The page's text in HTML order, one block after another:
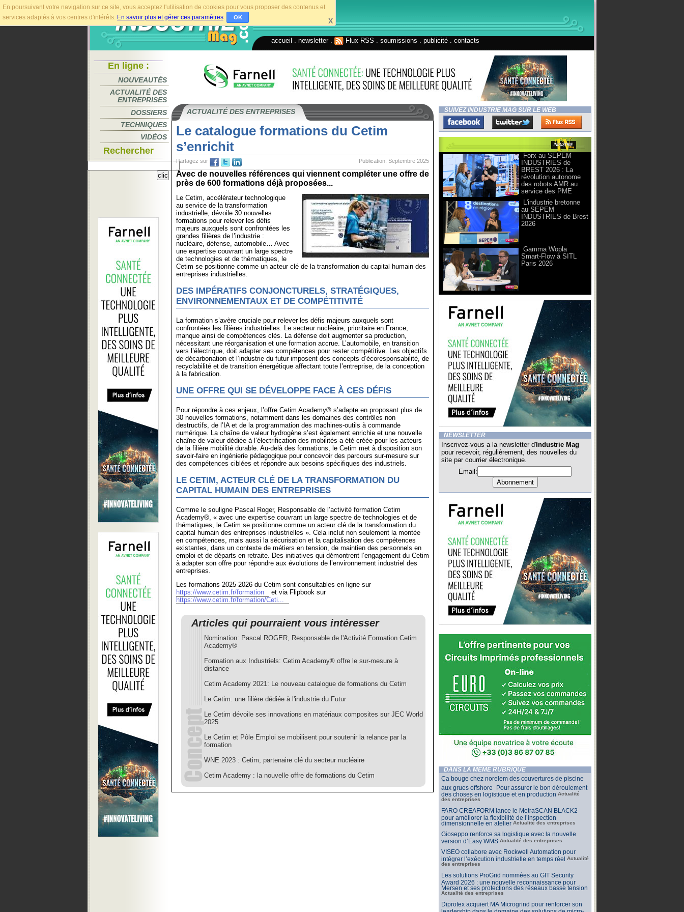
En poursuivant votre navigation sur ce site, vous acceptez l'utilisation de cookies pour vous proposer des contenus et
services adaptés à vos centres d'intérêts. En savoir plus et gérer ces paramètres. OK X
accueil newsletter. Flux RSS soumissions publicité contacts
En ligne :
NOUVEAUTÉS
ACTUALITÉ DES
ENTREPRISES
DOSSIERS
TECHNIQUES
VIDÉOS
Rechercher
ACTUALITÉ DES ENTREPRISES
Le catalogue formations du Cetim
s’enrichit
Publication: Septembre 2025
Partagez sur
Avec de nouvelles références qui viennent compléter une offre de
près de 600 formations déjà proposées...
Le Cetim, accélérateur technologique
au service de la transformation
industrielle, dévoile 30 nouvelles
formations pour relever les défis
majeurs auxquels sont confrontées les
grandes filières de l’industrie :
nucléaire, défense, automobile… Avec
une expertise couvrant un large spectre
de technologies et de thématiques, le
Cetim se positionne comme un acteur clé de la transformation du capital humain des
entreprises industrielles.
DES IMPÉRATIFS CONJONCTURELS, STRATÉGIQUES,
ENVIRONNEMENTAUX ET DE COMPÉTITIVITÉ
La formation s’avère cruciale pour relever les défis majeurs auxquels sont
confrontées les filières industrielles. Le secteur nucléaire, prioritaire en France,
manque ainsi de compétences clés. La défense doit augmenter sa production,
nécessitant une réorganisation et une formation accrue. L’automobile, en transition
vers l’électrique, doit adapter ses compétences pour rester compétitive. Les objectifs
de décarbonation et l’industrie du futur imposent des concepts d’écoresponsabilité, de
recyclabilité et de transition énergétique affectant toute l’entreprise, de la conception
à la fabrication.
UNE OFFRE QUI SE DÉVELOPPE FACE À CES DÉFIS
Pour répondre à ces enjeux, l’offre Cetim Academy® s’adapte en proposant plus de
30 nouvelles formations, notamment dans les domaines des contrôles non
destructifs, de l’IA et de la programmation des machines-outils à commande
numérique. La chaîne de valeur hydrogène s’est également enrichie et une nouvelle
chaîne de valeur dédiée à l’électrification des mobilités a été créée pour les acteurs
de la filière mobilité durable. Au-delà des formations, le Cetim met à disposition son
savoir-faire en ingénierie pédagogique pour concevoir des parcours sur-mesure sur
des compétences ciblées et répondre aux besoins spécifiques des industriels.
LE CETIM, ACTEUR CLÉ DE LA TRANSFORMATION DU
CAPITAL HUMAIN DES ENTREPRISES
Comme le souligne Pascal Roger, Responsable de l’activité formation Cetim
Academy®, « avec une expertise couvrant un large spectre de technologies et de
thématiques, le Cetim se positionne comme un acteur clé de la transformation du
capital humain des entreprises industrielles ». Cela inclut non seulement la montée
en compétences, mais aussi la sécurisation et la capitalisation des compétences
existantes, dans un contexte de métiers en tension, de maintien des personnels en
emploi et de départs en retraite. Des initiatives qui démontrent l’engagement du Cetim
à adapter son offre pour répondre aux évolutions de l’environnement industriel des
entreprises.
Les formations 2025-2026 du Cetim sont consultables en ligne sur
https://www.cetim.fr/formation
et via Flipbook sur
https://www.cetim.fr/formation/Ceti...
Articles qui pourraient vous intéresser
Nomination: Pascal ROGER, Responsable de l'Activité Formation Cetim
Academy®
Formation aux Industriels: Cetim Academy® offre le sur-mesure à
distance
Cetim Academy 2021: Le nouveau catalogue de formations du Cetim
Le Cetim: une filière dédiée à l'industrie du Futur
Le Cetim dévoile ses innovations en matériaux composites sur JEC World
2025
Le Cetim et Pôle Emploi se mobilisent pour soutenir la relance par la
formation
WNE 2023 : Cetim, partenaire clé du secteur nucléaire
Cetim Academy : la nouvelle offre de formations du Cetim
SUIVEZ INDUSTRIE MAG SUR LE WEB
Forx au SEPEM
INDUSTRIES de
BREST 2026 : La
révolution autonome
des robots AMR au
service des PME
L'industrie bretonne
au SEPEM
INDUSTRIES de Brest
2026
Gamma Wopla
Smart-Flow à SITL
Paris 2026
NEWSLETTER
Inscrivez-vous a la newsletter d' Industrie Mag
pour recevoir, régulièrement, des nouvelles du
site par courrier électronique.
Email:
DANS LA MÊME RUBRIQUE
Ça bouge chez norelem des couvertures de piscine
aux grues offshore Pour assurer le bon déroulement
des choses en logistique et en production Actualité
des entreprises
FARO CREAFORM lance le MetraSCAN BLACK2
pour améliorer la flexibilité de l’inspection
dimensionnelle en atelier Actualité des entreprises
Gioseppo renforce sa logistique avec la nouvelle
version d’Easy WMS Actualité des entreprises
VISEO collabore avec Rockwell Automation pour
intégrer l’exécution industrielle en temps réel Actualité
des entreprises
Les solutions ProGrid nommées au GIT Security
Award 2026 : une nouvelle reconnaissance pour
Mersen et ses protections des réseaux basse tension
Actualité des entreprises
Diprotex acquiert MA Microgrind pour renforcer son
leadership dans le domaine des solutions de micro-